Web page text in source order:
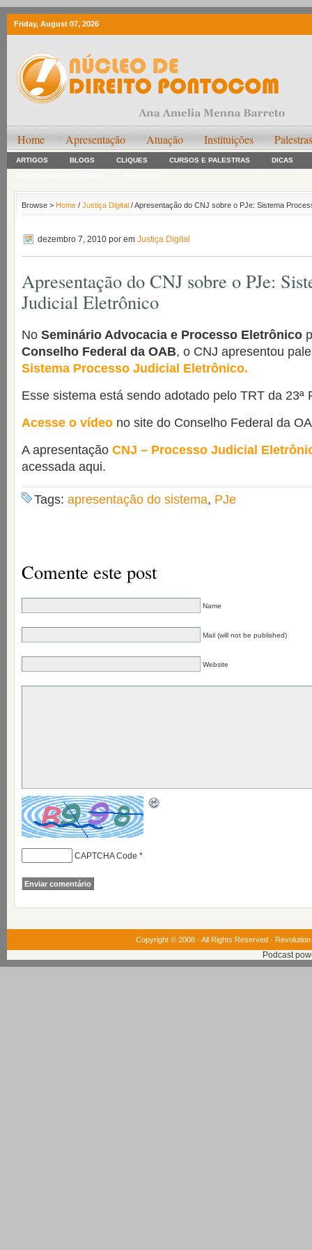
Friday, August 07, 2026
Home Apresentação Atuação Instituições Palestras
ARTIGOS BLOGS CLIQUES CURSOS E PALESTRAS DICAS
Browse > Home / Justiça Digital / Apresentação do CNJ sobre o PJe: Sistema
dezembro 7, 2010 por em Justiça Digital
Apresentação do CNJ sobre o PJe:
Judicial Eletrônico
No Seminário Advocacia e Processo Eletrônico
Conselho Federal da OAB, o CNJ apresentou
Sistema Processo Judicial Eletrônico.
Esse sistema está sendo adotado pelo TRT da 23ª
Acesse o vídeo no site do Conselho Federal da
A apresentação CNJ – Processo Judicial
acessada aqui.
Tags: apresentação do sistema, PJe
Comente este post
Name
Mail (will not be published)
Website
CAPTCHA Code *
Copyright © 2008 · All Rights Reserved ·
Podcast